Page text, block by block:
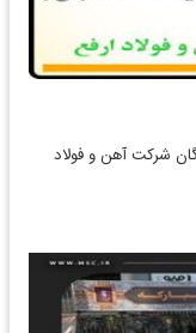
شرکت آهن و فولاد